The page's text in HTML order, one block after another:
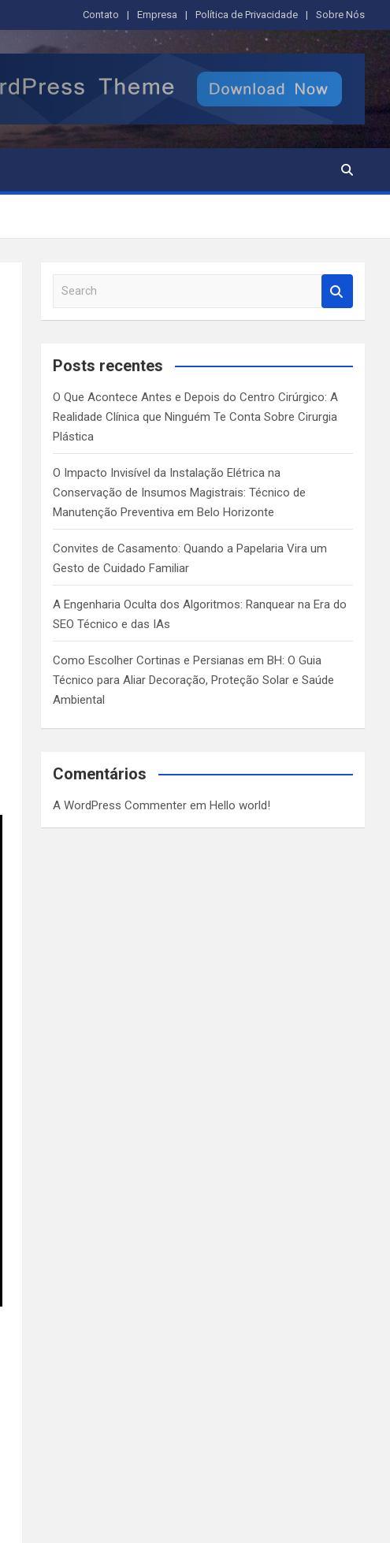
Contato Empresa Política de Privacidade Sobre Nós
a
c
Posts recentes
O Que Acontece Antes e Depois do Centro Cirúrgico: A
Realidade Clínica que Ninguém Te Conta Sobre Cirurgia
Plástica
O Impacto Invisível da Instalação Elétrica na
Conservação de Insumos Magistrais: Técnico de
Manutenção Preventiva em Belo Horizonte
Convites de Casamento: Quando a Papelaria Vira um
Gesto de Cuidado Familiar
A Engenharia Oculta dos Algoritmos: Ranquear na Era do
SEO Técnico e das IAs
Como Escolher Cortinas e Persianas em BH: O Guia
Técnico para Aliar Decoração, Proteção Solar e Saúde
Ambiental
Comentários
A WordPress Commenter emHello world!